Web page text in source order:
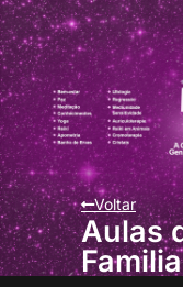
Voltar
Aulas